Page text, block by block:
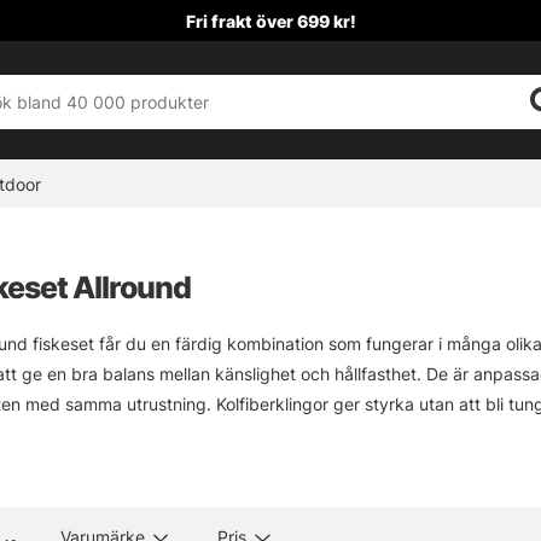
Fri frakt över 699 kr!
Allround
fiskeset får du en färdig kombination som fungerar i många
ge en bra balans mellan känslighet och hållfasthet. De är
med samma utrustning. Kolfiberklingor ger styrka utan att bli